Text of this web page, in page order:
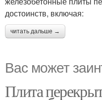
достоинств, включая:
читать дальше →
Вас может
Плита